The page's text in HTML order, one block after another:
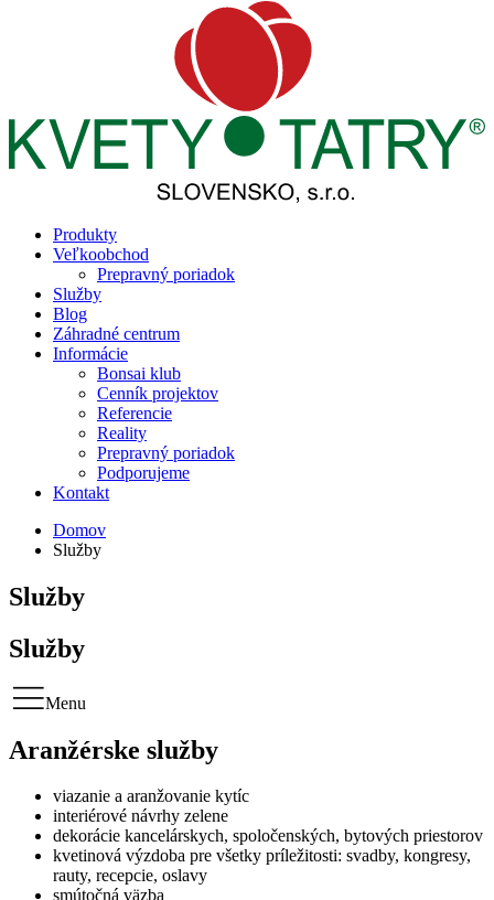
Produkty
Veľkoobchod
Prepravný poriadok
Služby
Blog
Záhradné centrum
Informácie
Bonsai klub
Cenník projektov
Referencie
Reality
Prepravný poriadok
Podporujeme
Kontakt
Domov
Služby
Služby
Služby
Menu
Aranžérske služby
viazanie a aranžovanie kytíc
interiérové návrhy zelene
dekorácie kancelárskych, spoločenských, bytových priestorov
kvetinová výzdoba pre všetky príležitosti: svadby, kongresy,
rauty, recepcie, oslavy
smútočná väzba